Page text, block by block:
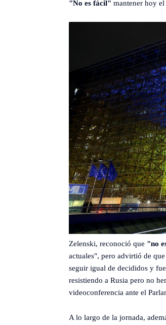
"No es fácil" mantener hoy
Zelenski, reconoció que "no
actuales", pero advirtió de
seguir igual de decididos y
resistiendo a Rusia pero no
videoconferencia ante el
A lo largo de la jornada,